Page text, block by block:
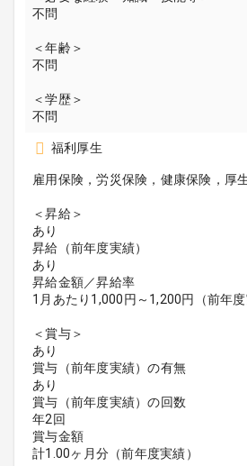
不問
＜年齢＞
不問
＜学歴＞
不問
福利厚生
雇用保険，労災保険，健康保険，厚
＜昇給＞
あり
昇給（前年度実績）
あり
昇給金額／昇給率
1月あたり1,000円～1,200円（前年度
＜賞与＞
あり
賞与（前年度実績）の有無
あり
賞与（前年度実績）の回数
年2回
賞与金額
計1.00ヶ月分（前年度実績）